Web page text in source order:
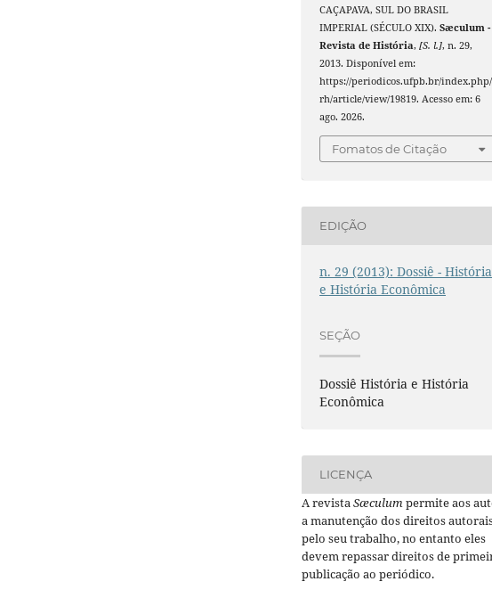
CAÇAPAVA, SUL DO BRASIL
IMPERIAL (SÉCULO XIX).Sæculum -
Revista de História,[S. l.], n. 29,
2013. Disponível em:
https://periodicos.ufpb.br/
rh/article/view/19819. Acesso em: 6
ago. 2026.
Fomatos de Citação
EDIÇÃO
n. 29 (2013): Dossiê - História
e História Econômica
SEÇÃO
Dossiê História e História
Econômica
LICENÇA
A revistaSæculumpermite aos
a manutenção dos direitos
pelo seu trabalho, no entanto eles
devem repassar direitos de
publicação ao periódico.